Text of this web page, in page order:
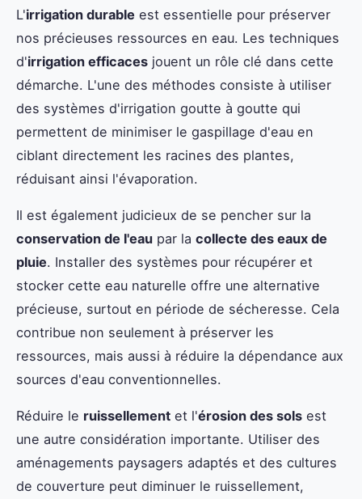
L'irrigation durable est essentielle pour préserver
nos précieuses ressources en eau. Les techniques
d'irrigation efficaces jouent un rôle clé dans cette
démarche. L'une des méthodes consiste à utiliser
des systèmes d'irrigation goutte à goutte qui
permettent de minimiser le gaspillage d'eau en
ciblant directement les racines des plantes,
réduisant ainsi l'évaporation.
Il est également judicieux de se pencher sur la
conservation de l'eau par la collecte des eaux de
pluie. Installer des systèmes pour récupérer et
stocker cette eau naturelle offre une alternative
précieuse, surtout en période de sécheresse. Cela
contribue non seulement à préserver les
ressources, mais aussi à réduire la dépendance aux
sources d'eau conventionnelles.
Réduire le ruissellement et l'érosion des sols est
une autre considération importante. Utiliser des
aménagements paysagers adaptés et des cultures
de couverture peut diminuer le ruissellement,